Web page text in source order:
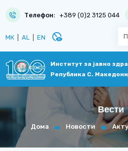
Телефон: +389 (0)2 3125 044
МК AL EN disabled_visible
Институт за јавно
Република С.
Вести
Дома Новости